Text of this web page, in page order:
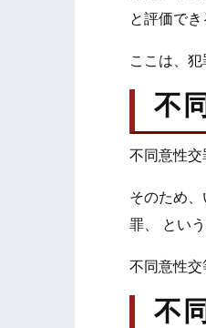
と評価で
ここは、
不
不同意性交
そのため
罪、 とい
不同意性交
不